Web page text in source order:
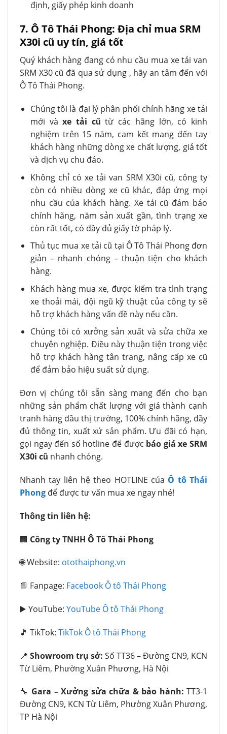
định, giấy phép kinh doanh
7. Ô Tô Thái Phong: Địa chỉ mua SRM
X30i cũ uy tín, giá tốt
Quý khách hàng đang có nhu cầu mua xe tải van
SRM X30 cũ đã qua sử dụng , hãy an tâm đến với
Ô Tô Thái Phong.
Chúng tôi là đại lý phân phối chính hãng xe tải
mới vàxe tải cũ từ các hãng lớn, có kinh
nghiệm trên 15 năm, cam kết mang đến tay
khách hàng những dòng xe chất lượng, giá tốt
và dịch vụ chu đáo.
Không chỉ có xe tải van SRM X30i cũ, công ty
còn có nhiều dòng xe cũ khác, đáp ứng mọi
nhu cầu của khách hàng. Xe tải cũ đảm bảo
chính hãng, năm sản xuất gần, tình trạng xe
còn rất tốt, có đầy đủ giấy tờ pháp lý.
Thủ tục mua xe tải cũ tại Ô Tô Thái Phong đơn
giản – nhanh chóng – thuận tiện cho khách
hàng.
Khách hàng mua xe, được kiểm tra tình trạng
xe thoải mái, đội ngũ kỹ thuật của công ty sẽ
hỗ trợ khách hàng vấn đề này nếu cần.
Chúng tôi có xưởng sản xuất và sửa chữa xe
chuyên nghiệp. Điều này thuận tiện trong việc
hỗ trợ khách hàng tân trang, nâng cấp xe cũ
để đảm bảo hiệu suất sử dụng.
Đơn vị chúng tôi sẵn sàng mang đến cho bạn
những sản phẩm chất lượng với giá thành cạnh
tranh hàng đầu thị trường, 100% chính hãng, đầy
đủ thông tin, xuất xứ sản phẩm. Ưu đãi có hạn,
gọi ngay đến số hotline để được báo giá xe SRM
X30i cũ nhanh chóng.
Nhanh tay liên hệ theo HOTLINE của Ô tô Thái
Phong để được tư vấn mua xe ngay nhé!
Thông tin liên hệ:
🏢 Công ty TNHH Ô Tô Thái Phong
🌐 Website: otothaiphong.vn
📘 Fanpage: Facebook Ô tô Thái Phong
▶️ YouTube: YouTube Ô tô Thái Phong
🎵 TikTok: TikTok Ô tô Thái Phong
📍 Showroom trụ sở: Số TT36 – Đường CN9, KCN
Từ Liêm, Phường Xuân Phương, Hà Nội
🔧 Gara – Xưởng sửa chữa & bảo hành: TT3-1
Đường CN9, KCN Từ Liêm, Phường Xuân Phương,
TP Hà Nội